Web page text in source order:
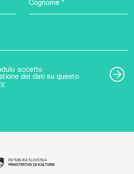
Cognome *
accetto
dei dati su questo